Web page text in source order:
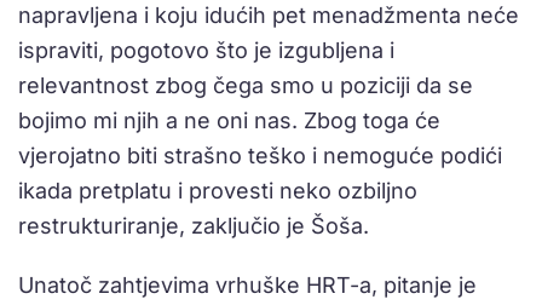
napravljena i koju idućih pet menadžmenta neće
ispraviti, pogotovo što je izgubljena i
relevantnost zbog čega smo u poziciji da se
bojimo mi njih a ne oni nas. Zbog toga će
vjerojatno biti strašno teško i nemoguće podići
ikada pretplatu i provesti neko ozbiljno
restrukturiranje, zaključio je Šoša.
Unatoč zahtjevima vrhuške HRT-a, pitanje je